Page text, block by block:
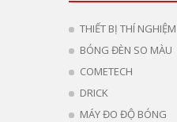
THIẾT BỊ THÍ NGHIỆM
BÓNG ĐÈN SO MÀU
COMETECH
DRICK
MÁY ĐO ĐỘ BÓNG